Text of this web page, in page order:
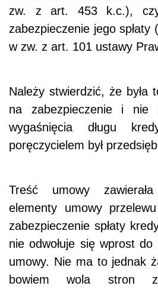
zw. z art. 453 k.c.),
zabezpieczenie jego
w zw. z art. 101 ustawy
Należy stwierdzić, że była
na zabezpieczenie i nie
wygaśnięcia długu
poręczycielem był
Treść umowy
elementy umowy
zabezpieczenie spłaty
nie odwołuje się wprost
umowy. Nie ma to jednak
bowiem wola stron